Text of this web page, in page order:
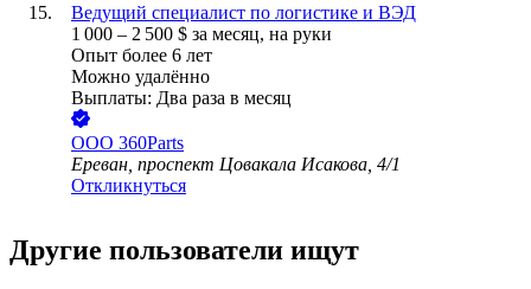
Ведущий специалист по логистике и ВЭД
1 000 – 2 500 $ за месяц, на руки
Опыт более 6 лет
Можно удалённо
Выплаты: Два раза в месяц
ООО 360Parts
Ереван, проспект Цовакала Исакова, 4/1
Откликнуться
Другие пользователи ищут